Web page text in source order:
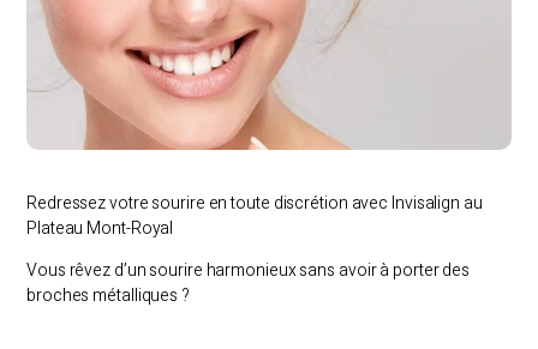
Redressez votre sourire en toute discrétion avec Invisalign au
Plateau Mont-Royal
Vous rêvez d’un sourire harmonieux sans avoir à porter des
broches métalliques ?